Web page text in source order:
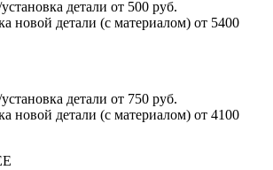
детали от 500 руб.
новой детали (с материалом) от 5400
детали от 750 руб.
новой детали (с материалом) от 4100